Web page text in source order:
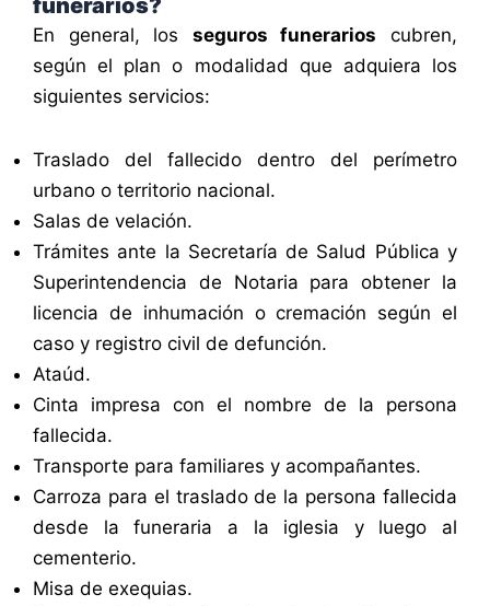
funerarios?
En general, los seguros funerarios cubren,
según el plan o modalidad que adquiera los
siguientes servicios:
Traslado del fallecido dentro del perímetro
urbano o territorio nacional.
Salas de velación.
Trámites ante la Secretaría de Salud Pública y
Superintendencia de Notaria para obtener la
licencia de inhumación o cremación según el
caso y registro civil de defunción.
Ataúd.
Cinta impresa con el nombre de la persona
fallecida.
Transporte para familiares y acompañantes.
Carroza para el traslado de la persona fallecida
desde la funeraria a la iglesia y luego al
cementerio.
Misa de exequias.